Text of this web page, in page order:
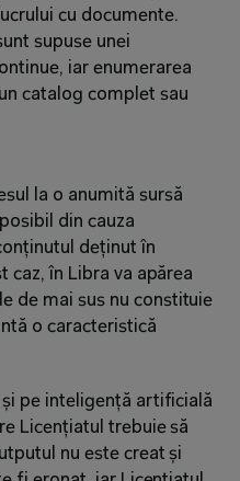
cu documente.
supuse unei
iar enumerarea
catalog complet sau
la o anumită sursă
din cauza
deținut în
caz, în Libra va apărea
de mai sus nu constituie
o caracteristică
pe inteligență artificială
Licențiatul trebuie să
nu este creat și